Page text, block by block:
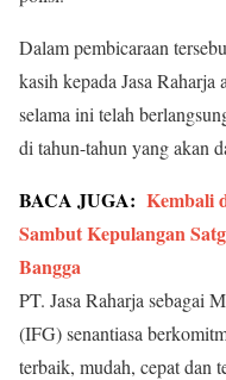
Dalam pembicaraan
kasih kepada Jasa
selama ini telah
di tahun-tahun yang akan
BACA JUGA: Kembali
Sambut Kepulangan
Bangga
PT. Jasa Raharja sebagai
(IFG) senantiasa
terbaik, mudah, cepat dan